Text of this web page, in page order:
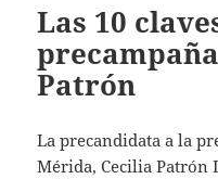
Las 10
Patrón
La precandidata a la
Mérida, Cecilia Patrón